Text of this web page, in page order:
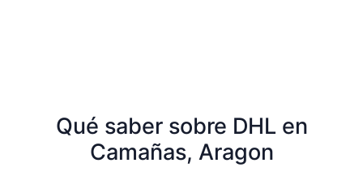
Qué saber sobre DHL en
Camañas, Aragon